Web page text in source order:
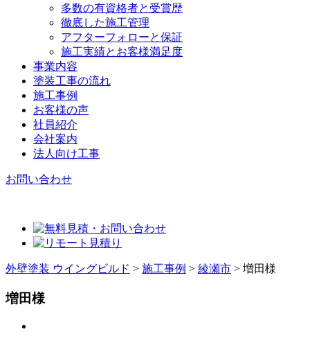
多数の有資格者と受賞歴
徹底した施工管理
アフターフォローと保証
施工実績とお客様満足度
事業内容
塗装工事の流れ
施工事例
お客様の声
社員紹介
会社案内
法人向け工事
お問い合わせ
外壁塗装 ウイングビルド > 施工事例 > 綾瀬市 > 増田様
増田様